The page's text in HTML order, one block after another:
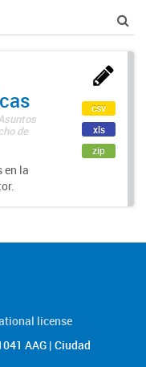
de
en la
csv
xls
zip
license
AAG | Ciudad